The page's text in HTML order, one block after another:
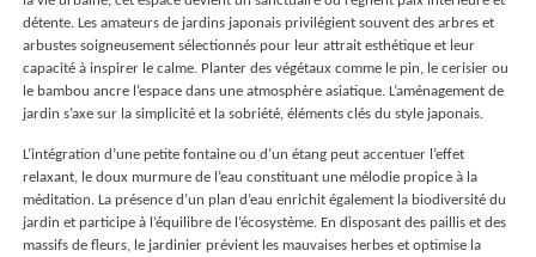
détente. Les amateurs de jardins japonais privilégient souvent des arbres et
arbustes soigneusement sélectionnés pour leur attrait esthétique et leur
capacité à inspirer le calme. Planter des végétaux comme le pin, le cerisier ou
le bambou ancre l’espace dans une atmosphère asiatique. L’aménagement de
jardin s’axe sur la simplicité et la sobriété, éléments clés du style japonais.
L’intégration d’une petite fontaine ou d’un étang peut accentuer l’effet
relaxant, le doux murmure de l’eau constituant une mélodie propice à la
méditation. La présence d’un plan d’eau enrichit également la biodiversité du
jardin et participe à l’équilibre de l’écosystème. En disposant des paillis et des
massifs de fleurs, le jardinier prévient les mauvaises herbes et optimise la